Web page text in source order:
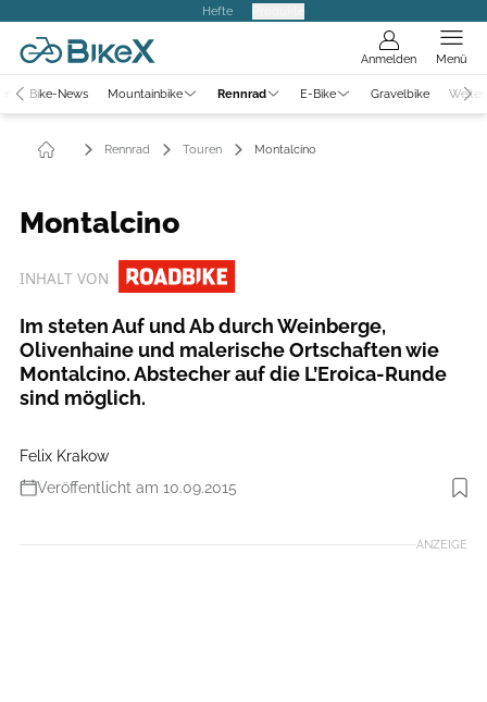
Hefte
Anmelden Menü
Bike-News Mountainbike Rennrad E-Bike Gravelbike
Rennrad Touren Montalcino
Montalcino
INHALT VON
Im steten Auf und Ab durch Weinberge,
Olivenhaine und malerische Ortschaften wie
Montalcino. Abstecher auf die L’Eroica-Runde
sind möglich.
Felix Krakow
Veröffentlicht am 10.09.2015
Foto: Björn Hänssler
ANZEIGE